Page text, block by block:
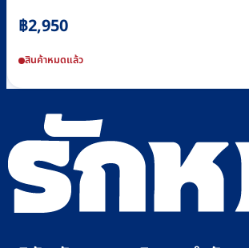
฿2,950
สินค้าหมดแล้ว